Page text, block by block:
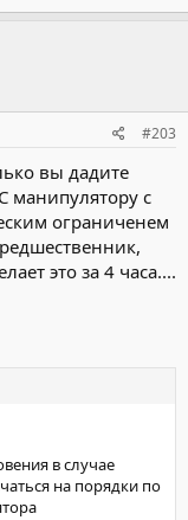
#203
вы дадите
манипулятору с
ограниченем
это за 4 часа....
в случае
на порядки по